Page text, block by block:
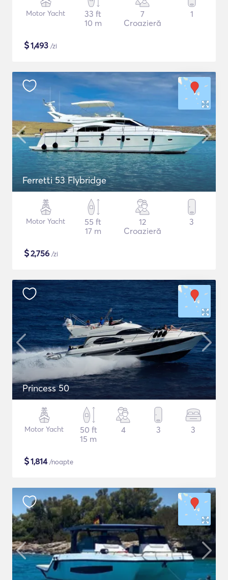
Motor Yacht
33 ft
10 m
7
Croazieră
1
$1,493 /zi
Ferretti 53 Flybridge
Motor Yacht
55 ft
17 m
12
Croazieră
3
$2,756 /zi
Princess 50
Motor Yacht
50 ft
15 m
4 3 3
$1,814/noapte